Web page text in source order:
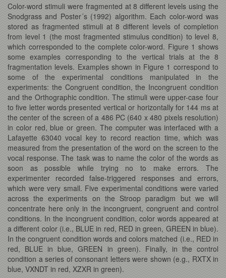
Color-word stimuli were fragmented at 8 different levels using the
Snodgrass and Poster´s (1992) algorithm. Each color-word was
stored as fragmented stimuli at 8 different levels of completion
from level 1 (the most fragmented stimulus condition) to level 8,
which corresponded to the complete color-word. Figure 1 shows
some examples corresponding to the vertical trials at the 8
fragmentation levels. Examples shown in Figure 1 correspond to
some of the experimental conditions manipulated in the
experiments: the Congruent condition, the Incongruent condition
and the Orthographic condition. The stimuli were upper-case four
to five letter words presented vertical or horizontally for 144 ms at
the center of the screen of a 486 PC (640 x 480 pixels resolution)
in color red, blue or green. The computer was interfaced with a
Lafayette 63040 vocal key to record reaction time, which was
measured from the presentation of the word on the screen to the
vocal response. The task was to name the color of the words as
soon as possible while trying no to make errors. The
experimenter recorded false-triggered responses and errors,
which were very small. Five experimental conditions were varied
across the experiments on the Stroop paradigm but we will
concentrate here only in the incongruent, congruent and control
conditions. In the incongruent condition, color words appeared at
a different color (i.e., BLUE in red, RED in green, GREEN in blue).
In the congruent condition words and colors matched (i.e., RED in
red, BLUE in blue, GREEN in green). Finally, in the control
condition a series of consonant letters were shown (e.g., RXTX in
blue, VXNDT in red, XZXR in green).